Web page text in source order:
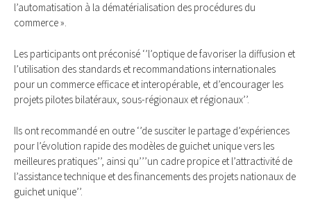
l’automatisation à la dématérialisation des procédures du
commerce ».
Les participants ont préconisé ‘’l’optique de favoriser la diffusion et
l’utilisation des standards et recommandations internationales
pour un commerce efficace et interopérable, et d’encourager les
projets pilotes bilatéraux, sous-régionaux et régionaux’’.
Ils ont recommandé en outre ‘’de susciter le partage d’expériences
pour l’évolution rapide des modèles de guichet unique vers les
meilleures pratiques’’, ainsi qu’’’un cadre propice et l’attractivité de
l’assistance technique et des financements des projets nationaux de
guichet unique’’.